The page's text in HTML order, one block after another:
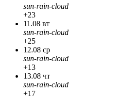
sun-rain-cloud
+23
11.08 вт
sun-rain-cloud
+25
12.08 ср
sun-rain-cloud
+13
13.08 чт
sun-rain-cloud
+17